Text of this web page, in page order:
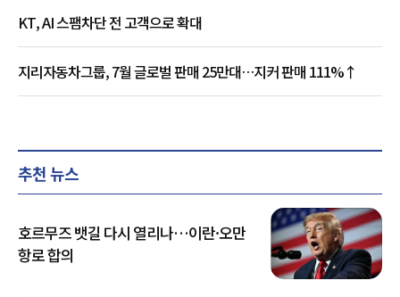
KT, AI 스팸차단 전 고객으로 확대
지리자동차그룹, 7월 글로벌 판매 25만대…지커 판매 111%↑
추천 뉴스
호르무즈 뱃길 다시 열리나…이란·오만
항로 합의